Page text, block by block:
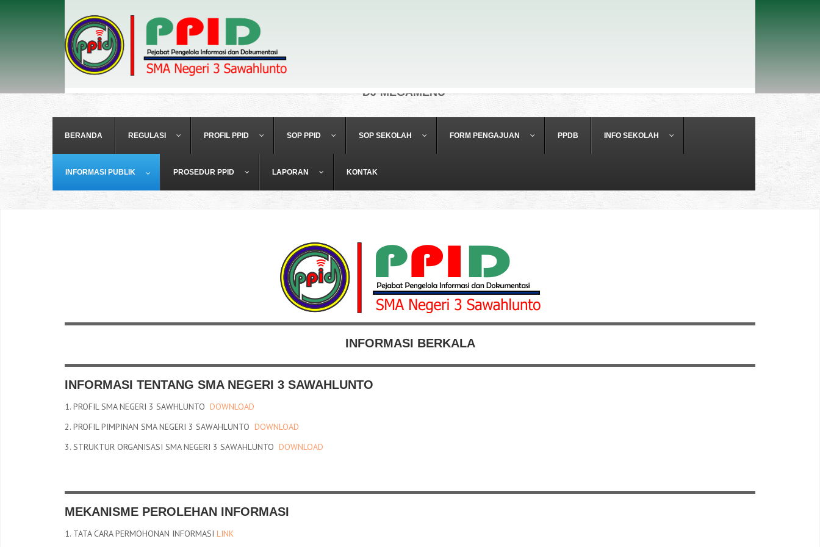
DJ-MEGAMENU
BERANDA REGULASI PROFIL PPID SOP PPID SOP SEKOLAH FORM PENGAJUAN PPDB INFO SEKOLAH
INFORMASI PUBLIK PROSEDUR PPID LAPORAN KONTAK
INFORMASI BERKALA
INFORMASI TENTANG SMA NEGERI 3 SAWAHLUNTO
1. PROFIL SMA NEGERI 3 SAWHLUNTO DOWNLOAD
2. PROFIL PIMPINAN SMA NEGERI 3 SAWAHLUNTO DOWNLOAD
3. STRUKTUR ORGANISASI SMA NEGERI 3 SAWAHLUNTO DOWNLOAD
MEKANISME PEROLEHAN INFORMASI
1. TATA CARA PERMOHONAN INFORMASI LINK